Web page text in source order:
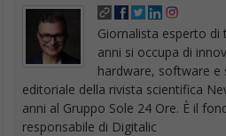
Giornalista esperto
anni si occupa di
hardware, software e
editoriale della rivista scientifica
anni al Gruppo Sole 24 Ore. È il
responsabile di Digitalic